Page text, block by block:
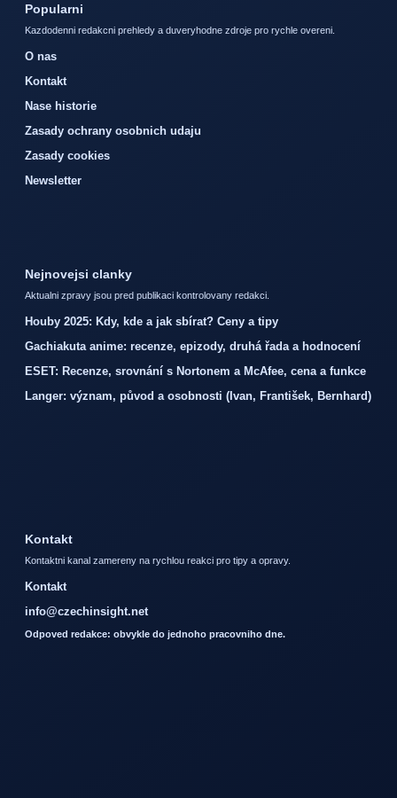
Popularni
Kazdodenni redakcni prehledy a duveryhodne zdroje pro rychle overeni.
O nas
Kontakt
Nase historie
Zasady ochrany osobnich udaju
Zasady cookies
Newsletter
Nejnovejsi clanky
Aktualni zpravy jsou pred publikaci kontrolovany redakci.
Houby 2025: Kdy, kde a jak sbírat? Ceny a tipy
Gachiakuta anime: recenze, epizody, druhá řada a hodnocení
ESET: Recenze, srovnání s Nortonem a McAfee, cena a funkce
Langer: význam, původ a osobnosti (Ivan, František, Bernhard)
Kontakt
Kontaktni kanal zamereny na rychlou reakci pro tipy a opravy.
Kontakt
info@czechinsight.net
Odpoved redakce: obvykle do jednoho pracovniho dne.